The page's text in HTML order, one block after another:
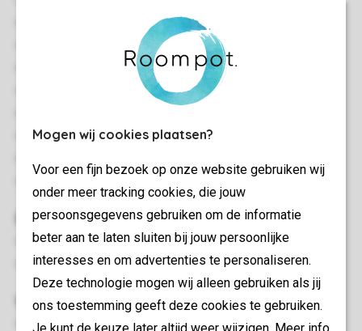
Mogen wij cookies plaatsen?
Voor een fijn bezoek op onze website gebruiken wij
onder meer tracking cookies, die jouw
persoonsgegevens gebruiken om de informatie
beter aan te laten sluiten bij jouw persoonlijke
interesses en om advertenties te personaliseren.
Deze technologie mogen wij alleen gebruiken als jij
ons toestemming geeft deze cookies te gebruiken.
Je kunt de keuze later altijd weer wijzigen. Meer info
Centrale verwarming
Enkele accommodaties zijn alleen bereikbaar per trap
Rookvrij
Slaapkamer(s)
Slaapkamer met twee 1-persoons boxsprings
Bedden voorzien van dekbedden en hoofdkussens
Woon-/eetkamer
Zithoek